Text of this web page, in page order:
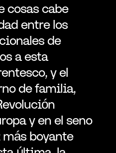
cosas cabe
entre los
de
a esta
y el
de familia,
y en el seno
más boyante